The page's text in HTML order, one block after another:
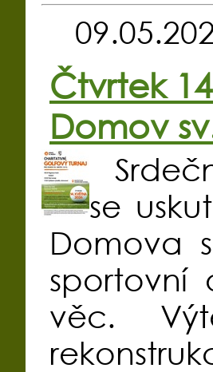
Čtvrtek
Domov
se
Domova
sportovní
věc.